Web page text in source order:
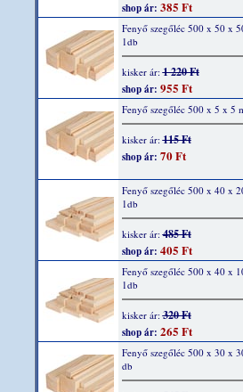
shop ár: 385 Ft
Fenyő szegőléc 500 x 50 x
1db
kisker ár:1 220 Ft
shop ár: 955 Ft
Fenyő szegőléc 500 x 5 x 5
kisker ár:115 Ft
shop ár: 70 Ft
Fenyő szegőléc 500 x 40 x
1db
kisker ár:485 Ft
shop ár: 405 Ft
Fenyő szegőléc 500 x 40 x
1db
kisker ár:320 Ft
shop ár: 265 Ft
Fenyő szegőléc 500 x 30 x
db